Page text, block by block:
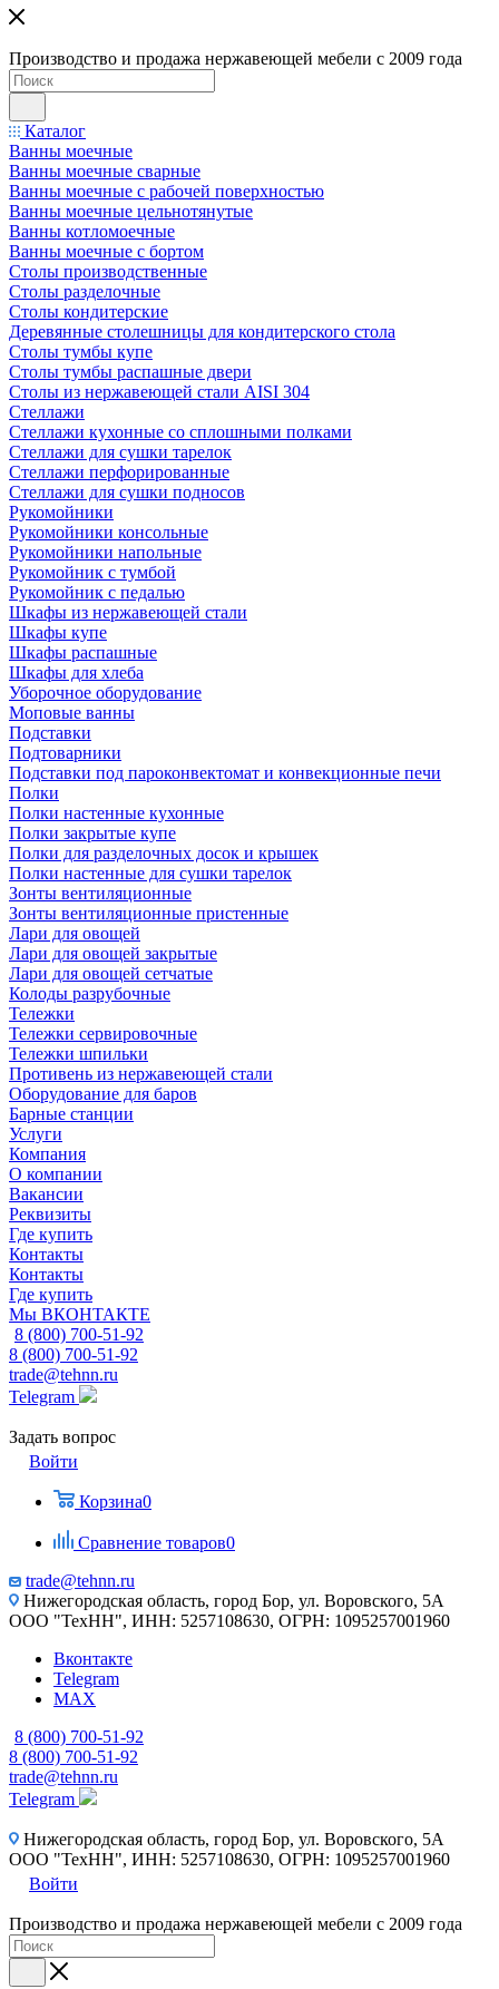
Производство и продажа нержавеющей мебели с 2009 года
Каталог
Ванны моечные
Ванны моечные сварные
Ванны моечные с рабочей поверхностью
Ванны моечные цельнотянутые
Ванны котломоечные
Ванны моечные с бортом
Столы производственные
Столы разделочные
Столы кондитерские
Деревянные столешницы для кондитерского стола
Столы тумбы купе
Столы тумбы распашные двери
Столы из нержавеющей стали AISI 304
Стеллажи
Стеллажи кухонные со сплошными полками
Стеллажи для сушки тарелок
Стеллажи перфорированные
Стеллажи для сушки подносов
Рукомойники
Рукомойники консольные
Рукомойники напольные
Рукомойник с тумбой
Рукомойник с педалью
Шкафы из нержавеющей стали
Шкафы купе
Шкафы распашные
Шкафы для хлеба
Уборочное оборудование
Моповые ванны
Подставки
Подтоварники
Подставки под пароконвектомат и конвекционные печи
Полки
Полки настенные кухонные
Полки закрытые купе
Полки для разделочных досок и крышек
Полки настенные для сушки тарелок
Зонты вентиляционные
Зонты вентиляционные пристенные
Лари для овощей
Лари для овощей закрытые
Лари для овощей сетчатые
Колоды разрубочные
Тележки
Тележки сервировочные
Тележки шпильки
Противень из нержавеющей стали
Оборудование для баров
Барные станции
Услуги
Компания
О компании
Вакансии
Реквизиты
Где купить
Контакты
Контакты
Где купить
Мы ВКОНТАКТЕ
8 (800) 700-51-92
8 (800) 700-51-92
trade@tehnn.ru
Telegram
Задать вопрос
Войти
Корзина0
Сравнение товаров0
trade@tehnn.ru
Нижегородская область, город Бор, ул. Воровского, 5А
ООО "ТехНН", ИНН: 5257108630, ОГРН: 1095257001960
Вконтакте
Telegram
MAX
8 (800) 700-51-92
8 (800) 700-51-92
trade@tehnn.ru
Telegram
Нижегородская область, город Бор, ул. Воровского, 5А
ООО "ТехНН", ИНН: 5257108630, ОГРН: 1095257001960
Войти
Производство и продажа нержавеющей мебели с 2009 года